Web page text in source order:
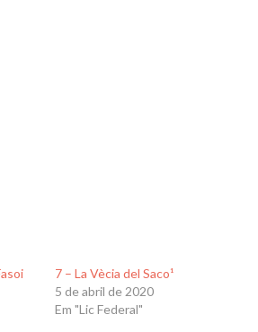
7 – La Vècia del Saco¹
5 de abril de 2020
Em "Lic Federal"